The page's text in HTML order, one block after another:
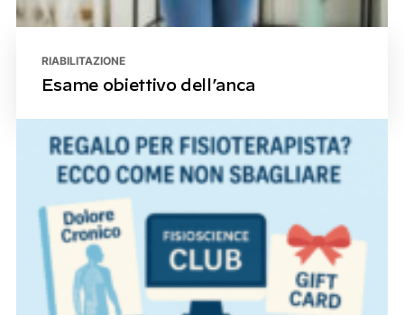
RIABILITAZIONE
Esame obiettivo dell’anca